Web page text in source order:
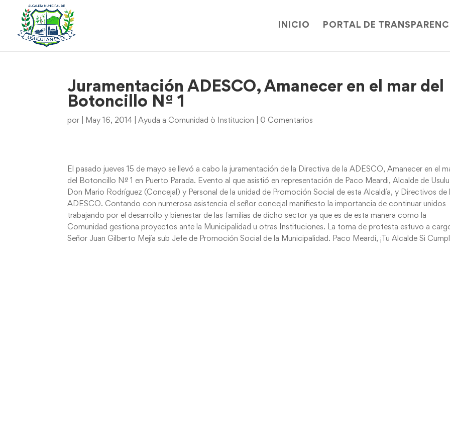
INICIO PORTAL DE
Juramentación ADESCO, Amanecer en el mar del
Botoncillo Nª 1
por May 16, 2014 |Ayuda a Comunidad ò Institucion 0 Comentarios
El pasado jueves 15 de mayo se llevó a cabo la juramentación de la Directiva de la ADESCO, Amanecer en el
del Botoncillo Nª 1 en Puerto Parada. Evento al que asistió en representación de Paco Meardi, Alcalde de
Don Mario Rodríguez (Concejal) y Personal de la unidad de Promoción Social de esta Alcaldía, y Directivos de
ADESCO. Contando con numerosa asistencia el señor concejal manifiesto la importancia de continuar unidos
trabajando por el desarrollo y bienestar de las familias de dicho sector ya que es de esta manera como la
Comunidad gestiona proyectos ante la Municipalidad u otras Instituciones. La toma de protesta estuvo a
Señor Juan Gilberto Mejía sub Jefe de Promoción Social de la Municipalidad. Paco Meardi, ¡Tu Alcalde Si